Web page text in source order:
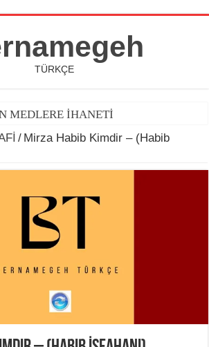
TÜRKÇE
MEDLERE İHANETİ
/ Mirza Habib Kimdir – (Habib